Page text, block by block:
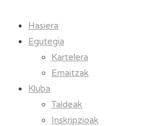
Hasiera
Egutegia
Kartelera
Emaitzak
Kluba
Taldeak
Inskripzioak